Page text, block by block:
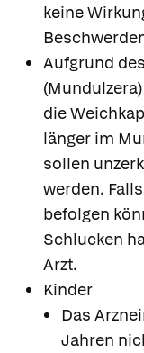
keine
Aufgrund
die
länger im
sollen
werden.
befolgen
Schlucken
Arzt.
Kinder
Das
Jahren